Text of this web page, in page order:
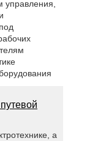
управления,
а